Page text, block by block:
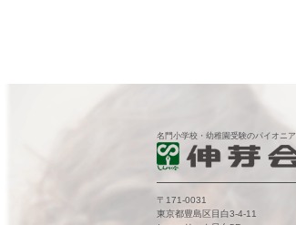
名門小学校・幼稚園受験のパイオニア
〒171-0031
東京都豊島区目白3-4-11